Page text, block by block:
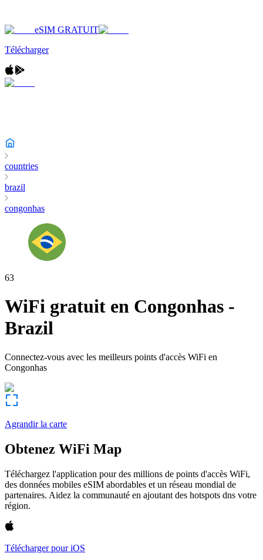
eSIM GRATUIT
Télécharger
countries
brazil
congonhas
63
WiFi gratuit en Congonhas -
Brazil
Connectez-vous avec les meilleurs points d'accès WiFi en
Congonhas
Agrandir la carte
Obtenez WiFi Map
Téléchargez l'application pour des millions de points d'accès WiFi,
des données mobiles eSIM abordables et un réseau mondial de
partenaires. Aidez la communauté en ajoutant des hotspots dns votre
région.
Télécharger pour iOS